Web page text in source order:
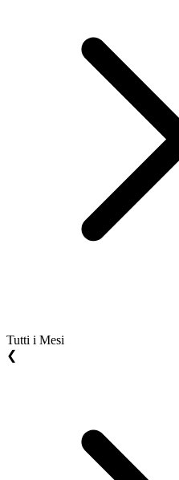
Tutti i Mesi
❮